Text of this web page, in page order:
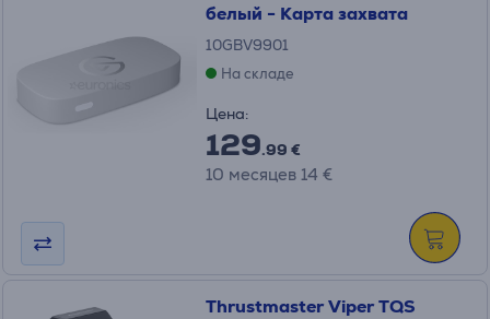
белый - Карта захвата
10GBV9901
На складе
Цена:
129.99 €
10 месяцев 14 €
Thrustmaster Viper TQS